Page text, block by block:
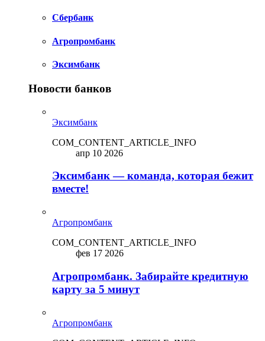
Сбербанк
Агропромбанк
Эксимбанк
Новости банков
Эксимбанк
COM_CONTENT_ARTICLE_INFO
апр 10 2026
Эксимбанк — команда, которая бежит
вместе!
Агропромбанк
COM_CONTENT_ARTICLE_INFO
фев 17 2026
Агропромбанк. Забирайте кредитную
карту за 5 минут
Агропромбанк